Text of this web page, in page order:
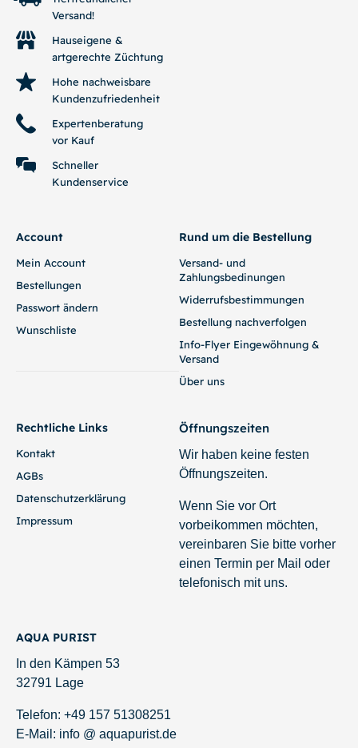
Versand!
Hauseigene &
artgerechte Züchtung
Hohe nachweisbare
Kundenzufriedenheit
Expertenberatung
vor Kauf
Schneller
Kundenservice
Account
Mein Account
Bestellungen
Passwort ändern
Wunschliste
Rund um die Bestellung
Versand- und
Zahlungsbedinungen
Widerrufsbestimmungen
Bestellung nachverfolgen
Info-Flyer Eingewöhnung &
Versand
Über uns
Rechtliche Links
Kontakt
AGBs
Datenschutzerklärung
Impressum
Öffnungszeiten
Wir haben keine festen
Öffnungszeiten.
Wenn Sie vor Ort
vorbeikommen möchten,
vereinbaren Sie bitte vorher
einen Termin per Mail oder
telefonisch mit uns.
AQUA PURIST
In den Kämpen 53
32791 Lage
Telefon: +49 157 51308251
E-Mail: info @ aquapurist.de